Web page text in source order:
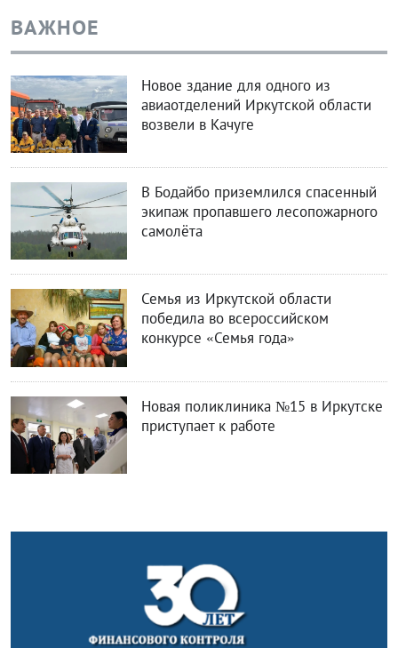
ВАЖНОЕ
Новое здание для одного из
авиаотделений Иркутской области
возвели в Качуге
В Бодайбо приземлился спасенный
экипаж пропавшего лесопожарного
самолёта
Семья из Иркутской области
победила во всероссийском
конкурсе «Семья года»
Новая поликлиника №15 в Иркутске
приступает к работе